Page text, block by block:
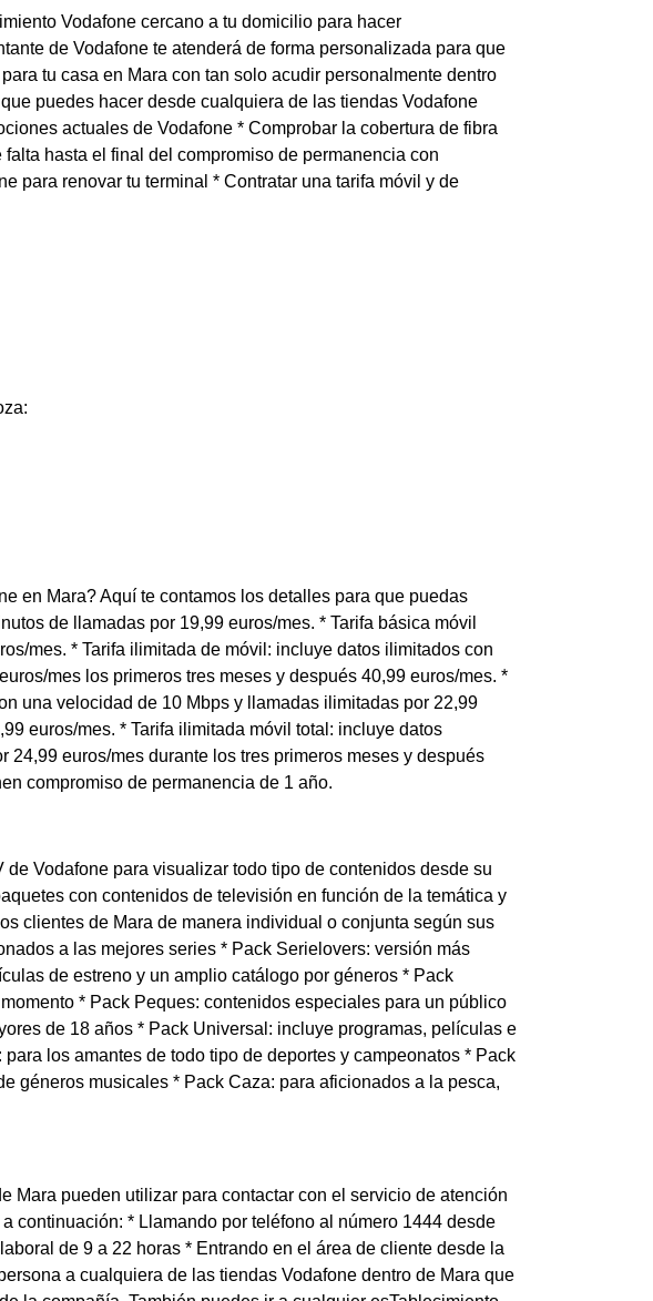
Vodafone cercano a tu domicilio para hacer
de Vodafone te atenderá de forma personalizada para que
tu casa en Mara con tan solo acudir personalmente dentro
puedes hacer desde cualquiera de las tiendas Vodafone
actuales de Vodafone * Comprobar la cobertura de fibra
hasta el final del compromiso de permanencia con
para renovar tu terminal * Contratar una tarifa móvil y de
en Mara? Aquí te contamos los detalles para que puedas
de llamadas por 19,99 euros/mes. * Tarifa básica móvil
mes. * Tarifa ilimitada de móvil: incluye datos ilimitados con
mes los primeros tres meses y después 40,99 euros/mes. *
una velocidad de 10 Mbps y llamadas ilimitadas por 22,99
euros/mes. * Tarifa ilimitada móvil total: incluye datos
euros/mes durante los tres primeros meses y después
compromiso de permanencia de 1 año.
Vodafone para visualizar todo tipo de contenidos desde su
con contenidos de televisión en función de la temática y
clientes de Mara de manera individual o conjunta según sus
a las mejores series * Pack Serielovers: versión más
de estreno y un amplio catálogo por géneros * Pack
* Pack Peques: contenidos especiales para un público
de 18 años * Pack Universal: incluye programas, películas e
los amantes de todo tipo de deportes y campeonatos * Pack
géneros musicales * Pack Caza: para aficionados a la pesca,
Mara pueden utilizar para contactar con el servicio de atención
continuación: * Llamando por teléfono al número 1444 desde
de 9 a 22 horas * Entrando en el área de cliente desde la
a cualquiera de las tiendas Vodafone dentro de Mara que